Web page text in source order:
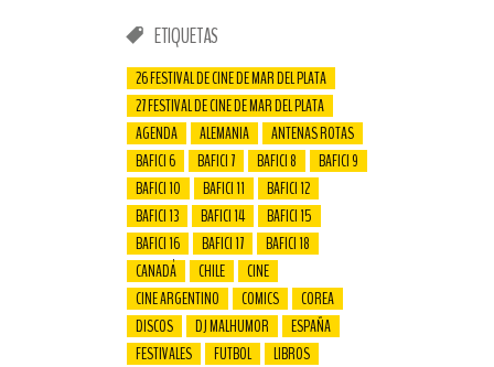
ETIQUETAS
26 FESTIVAL DE CINE DE MAR DEL PLATA
27 FESTIVAL DE CINE DE MAR DEL PLATA
AGENDA
ALEMANIA
ANTENAS ROTAS
BAFICI 6
BAFICI 7 BAFICI 8
BAFICI 9
BAFICI 10
BAFICI 11
BAFICI 12
BAFICI 13
BAFICI 14
BAFICI 15
BAFICI 16
BAFICI 17
BAFICI 18
CANADÁ
CHILE
CINE
CINE ARGENTINO
COMICS
COREA
DISCOS
DJ MALHUMOR
ESPAÑA
FESTIVALES
FUTBOL
LIBROS